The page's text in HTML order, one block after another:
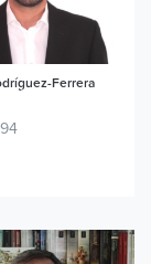
Ferrera